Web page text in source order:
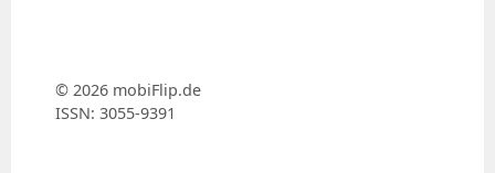
© 2026 mobiFlip.de
ISSN: 3055-9391